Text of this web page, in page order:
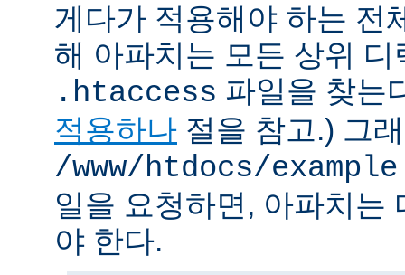
게다가 적용해야 하는 전
해 아파치는 모든 상위 디
.htaccess 파일을 찾는
적용하나 절을 참고.) 그
/www/htdocs/example
일을 요청하면, 아파치는
야 한다.